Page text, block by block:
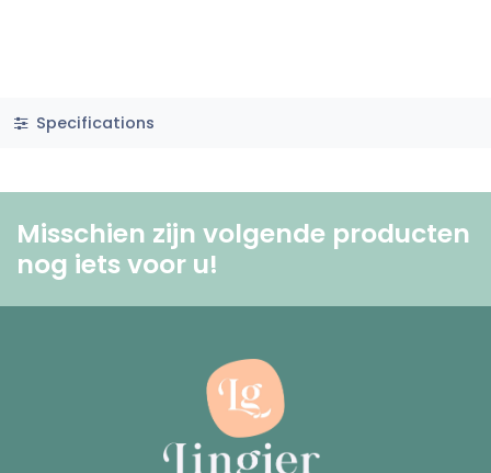
Specifications
Misschien zijn volgende producten
nog iets voor u! ​